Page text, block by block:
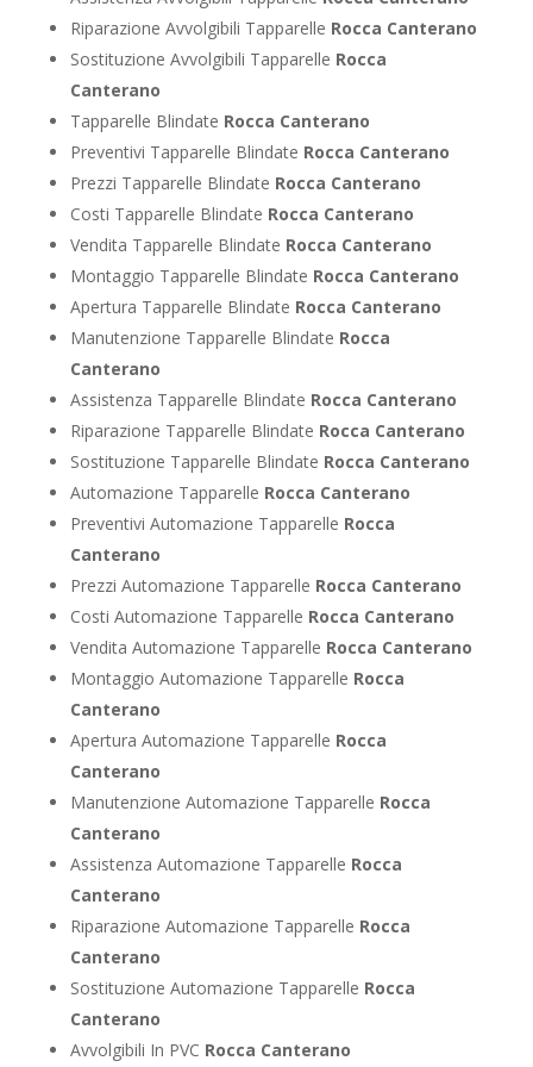
Riparazione Avvolgibili Tapparelle Rocca Canterano
Sostituzione Avvolgibili Tapparelle Rocca
Canterano
Tapparelle Blindate Rocca Canterano
Preventivi Tapparelle Blindate Rocca Canterano
Prezzi Tapparelle Blindate Rocca Canterano
Costi Tapparelle Blindate Rocca Canterano
Vendita Tapparelle Blindate Rocca Canterano
Montaggio Tapparelle Blindate Rocca Canterano
Apertura Tapparelle Blindate Rocca Canterano
Manutenzione Tapparelle Blindate Rocca
Canterano
Assistenza Tapparelle Blindate Rocca Canterano
Riparazione Tapparelle Blindate Rocca Canterano
Sostituzione Tapparelle Blindate Rocca Canterano
Automazione Tapparelle Rocca Canterano
Preventivi Automazione Tapparelle Rocca
Canterano
Prezzi Automazione Tapparelle Rocca Canterano
Costi Automazione Tapparelle Rocca Canterano
Vendita Automazione Tapparelle Rocca Canterano
Montaggio Automazione Tapparelle Rocca
Canterano
Apertura Automazione Tapparelle Rocca
Canterano
Manutenzione Automazione Tapparelle Rocca
Canterano
Assistenza Automazione Tapparelle Rocca
Canterano
Riparazione Automazione Tapparelle Rocca
Canterano
Sostituzione Automazione Tapparelle Rocca
Canterano
Avvolgibili In PVC Rocca Canterano